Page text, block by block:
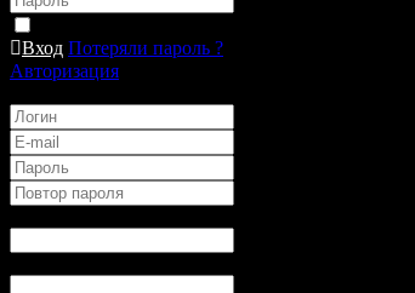
Вход Потеряли пароль ?
Авторизация